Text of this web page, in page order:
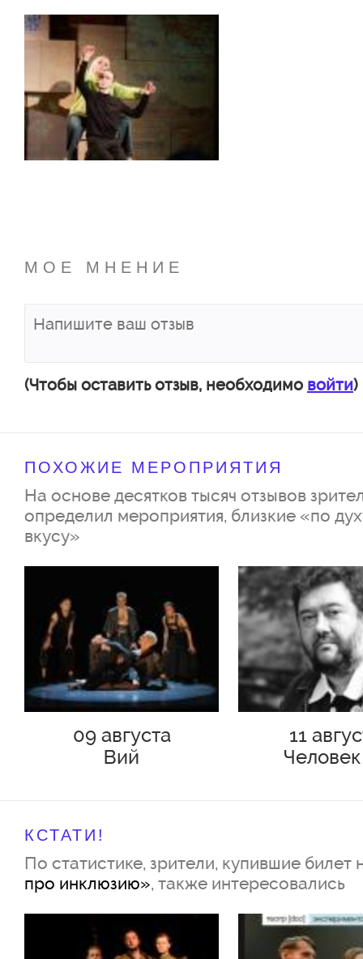
МОЕ МНЕНИЕ
(Чтобы оставить отзыв, необходимо войти)
ПОХОЖИЕ МЕРОПРИЯТИЯ
На основе десятков тысяч отзывов
определил мероприятия, близкие «по
вкусу»
09 августа
Вий
11
КСТАТИ!
По статистике, зрители, купившие билет
про инклюзию», также интересовались